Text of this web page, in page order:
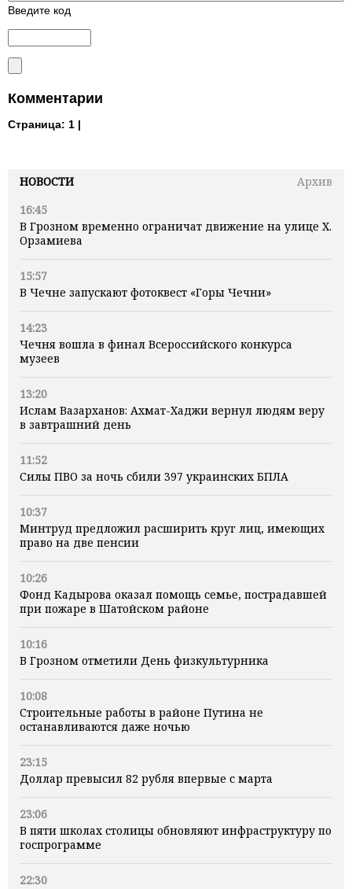
НОВОСТИ
Архив
16:45
В Грозном временно ограничат движение на улице Х.
Орзамиева
15:57
В Чечне запускают фотоквест «Горы Чечни»
14:23
Чечня вошла в финал Всероссийского конкурса
музеев
13:20
Ислам Вазарханов: Ахмат-Хаджи вернул людям веру
в завтрашний день
11:52
Силы ПВО за ночь сбили 397 украинских БПЛА
10:37
Минтруд предложил расширить круг лиц, имеющих
право на две пенсии
10:26
Фонд Кадырова оказал помощь семье, пострадавшей
при пожаре в Шатойском районе
10:16
В Грозном отметили День физкультурника
10:08
Строительные работы в районе Путина не
останавливаются даже ночью
23:15
Доллар превысил 82 рубля впервые с марта
23:06
В пяти школах столицы обновляют инфраструктуру по
госпрограмме
22:30
Введите код
Комментарии
Страница: 1 |